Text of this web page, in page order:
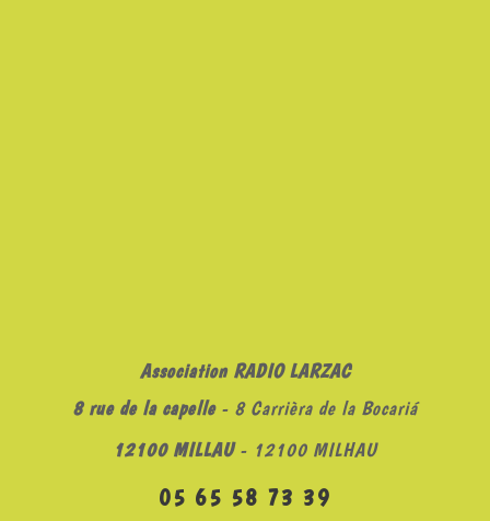
Association RADIO LARZAC
8 rue de la capelle- 8 Carrièra de la Bocariá
12100 MILLAU- 12100 MILHAU
05 65 58 73 39